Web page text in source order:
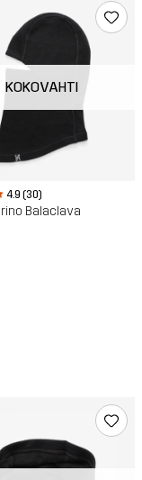
KOKOVAHTI
4.9 (30)
Balaclava